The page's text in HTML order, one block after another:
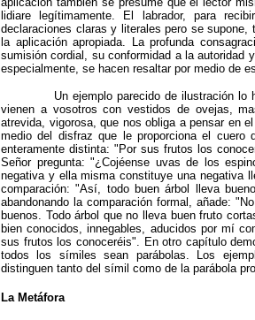
lidiare legítimamente. El labrador, para
declaraciones claras y literales pero se
la aplicación apropiada. La profunda
sumisión cordial, su conformidad a la autoridad
especialmente, se hacen resaltar por medio de
Un ejemplo parecido de ilustración lo
vienen a vosotros con vestidos de ovejas,
atrevida, vigorosa, que nos obliga a pensar en
medio del disfraz que le proporciona el cuero
enteramente distinta: "Por sus frutos los
Señor pregunta: "¿Cojéense uvas de los
negativa y ella misma constituye una negativa
comparación: "Así, todo buen árbol lleva
abandonando la comparación formal, añade:
buenos. Todo árbol que no lleva buen fruto
bien conocidos, innegables, aducidos por mí
sus frutos los conoceréis". En otro capítulo
todos los símiles sean parábolas. Los
distinguen tanto del símil como de la parábola
La Metáfora